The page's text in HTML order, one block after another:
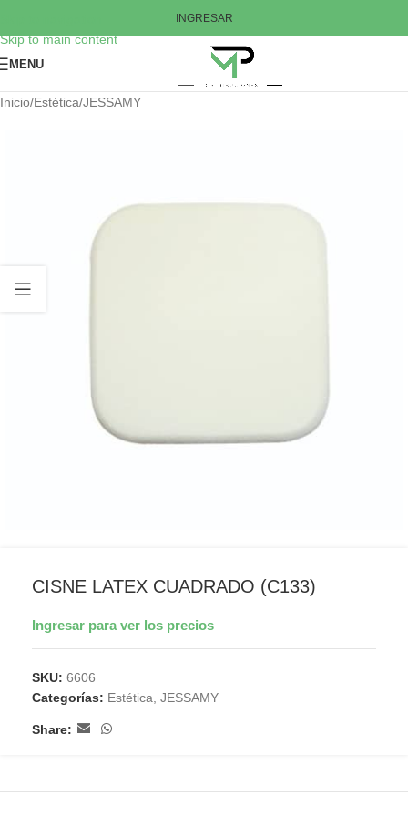
Skip to main content
INGRESAR
MENU
Inicio/Estética/JESSAMY
CISNE LATEX CUADRADO (C133)
Ingresar para ver los precios
SKU: 6606
Categorías: Estética JESSAMY
Share: